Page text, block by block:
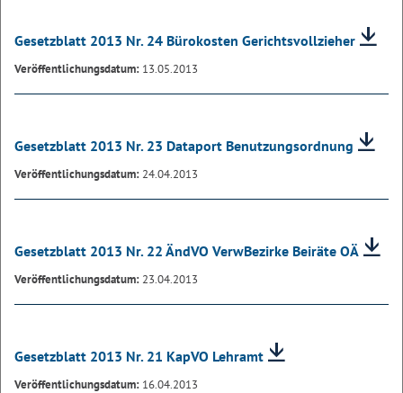
Gesetzblatt 2013 Nr. 24 Bürokosten Gerichtsvollzieher
Veröffentlichungsdatum: 13.05.2013
Gesetzblatt 2013 Nr. 23 Dataport Benutzungsordnung
Veröffentlichungsdatum: 24.04.2013
Gesetzblatt 2013 Nr. 22 ÄndVO VerwBezirke Beiräte OÄ
Veröffentlichungsdatum: 23.04.2013
Gesetzblatt 2013 Nr. 21 KapVO Lehramt
Veröffentlichungsdatum: 16.04.2013